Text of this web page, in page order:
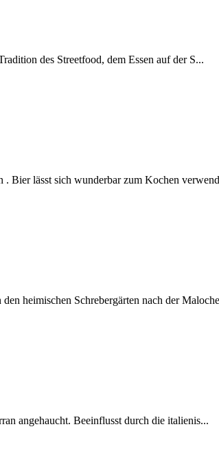
des Streetfood, dem Essen auf der S...
Bier lässt sich wunderbar zum Kochen
heimischen Schrebergärten nach der
angehaucht. Beeinflusst durch die italienis...